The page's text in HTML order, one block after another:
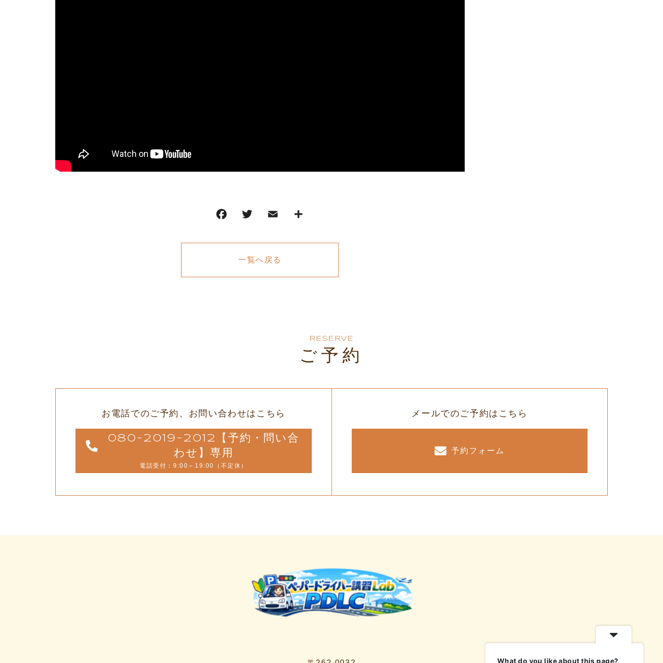
一覧へ戻る
RESERVE
ご予約
お電話でのご予約、 お問い合わせはこちら
080-2019-2012【予約・問い合
わせ】専用
電話受付：9:00～19:00（不定休）
メールでのご予約はこちら
予約フォーム
What do you like about this page?